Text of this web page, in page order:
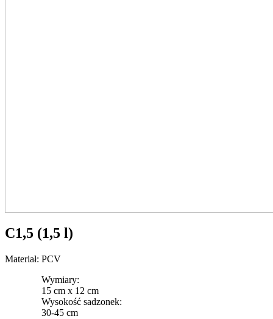
C1,5 (1,5 l)
Materiał: PCV
Wymiary:
15 cm x 12 cm
Wysokość sadzonek:
30-45 cm